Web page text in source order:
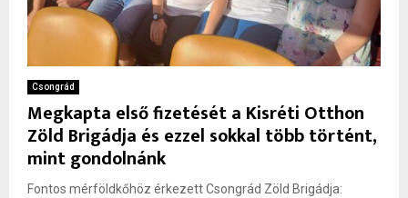
Csongrád
Megkapta első fizetését a Kisréti Otthon
Zöld Brigádja és ezzel sokkal több történt,
mint gondolnánk
Fontos mérföldkőhöz érkezett Csongrád Zöld Brigádja: